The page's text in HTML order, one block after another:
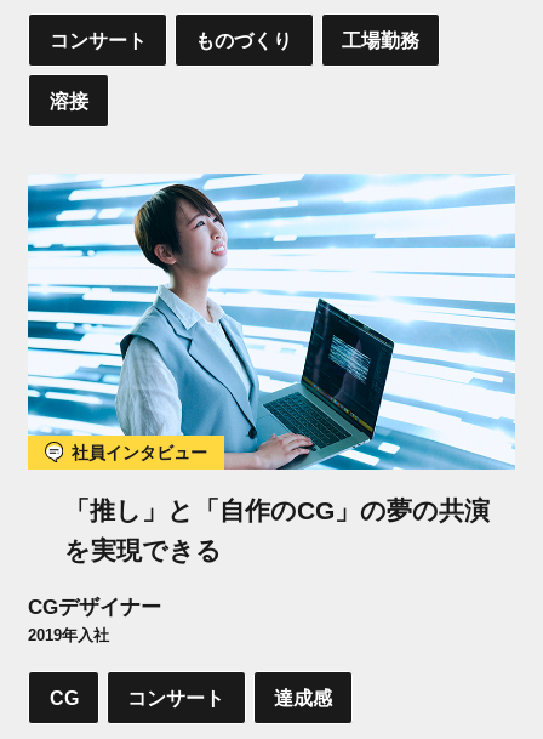
コンサート ものづくり 工場勤務
溶接
社員インタビュー
「推し」と「自作のCG」の夢の共演
を実現できる
CGデザイナー
2019年入社
CG コンサート 達成感